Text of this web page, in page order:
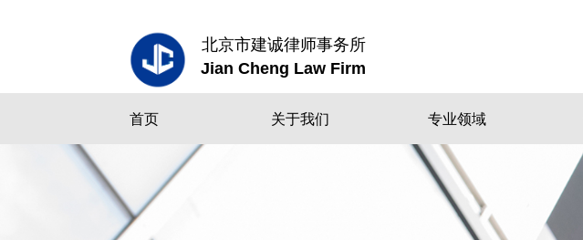
北京市建诚律师事务所
Jian Cheng Law Firm
首页 关于我们 专业领域